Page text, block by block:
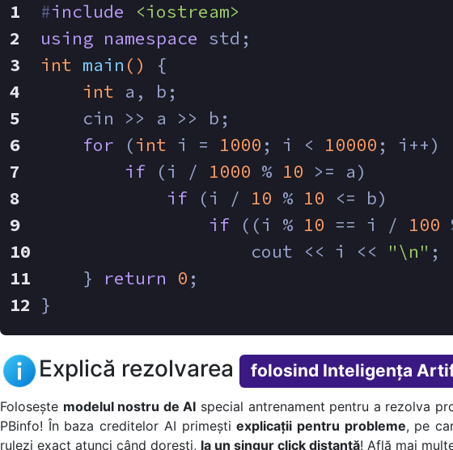
#include
<iostream>
using namespace std;
int main ()
{
int a, b;
    cin >> a >> b;
for (int i = 1000 ; i < 10000 ; i++)
if (i / 1000 % 10 >= a)
if (i / 10 % 10 <= b)
if ((i % 10 == i / 100
                    cout << i <<
"\n" ;
    }
return 0 ;
}
Explică rezolvarea folosind Inteligența
Folosește modelul nostru de AI special antrenament pentru a rezolva
PBinfo! În baza creditelor AI primeștiexplicații pentru probleme, pe
rulezi exact atunci când dorești, la un singur click distanță! Află mai